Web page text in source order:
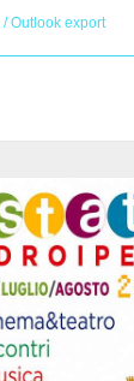
Outlook export